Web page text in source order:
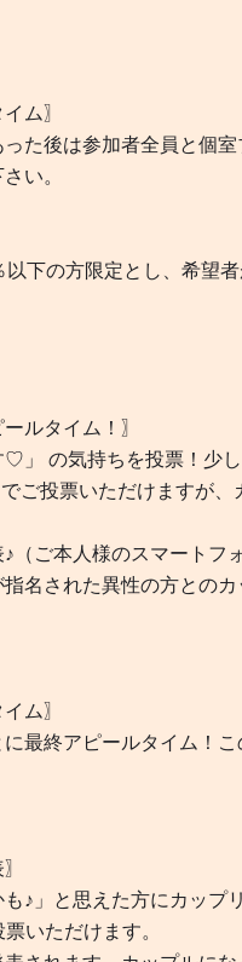
ム〗
た後は参加者全員と個
い。
下の方限定とし、希望
ルタイム！〗
♡」 の気持ちを投票！少
投票いただけますが、
ご本人様のスマートフ
名された異性の方との
ム〗
最終アピールタイム！
も♪」と思えた方にカッ
いただけます。